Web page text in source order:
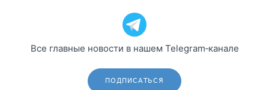
Все главные новости в нашем Telegram‑канале
ПОДПИСАТЬСЯ